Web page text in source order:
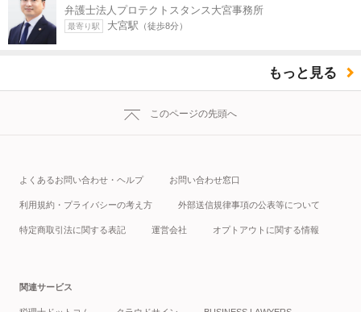
弁護士法人プロテクトスタンス大宮事務所
最寄り駅 大宮駅 （徒歩8分）
もっと見る
このページの先頭へ
よくあるお問い合わせ・ヘルプ お問い合わせ窓口
利用規約・プライバシーの考え方 外部送信規律事項の公表等について
特定商取引法に関する表記 運営会社 オプトアウトに関する情報
関連サービス